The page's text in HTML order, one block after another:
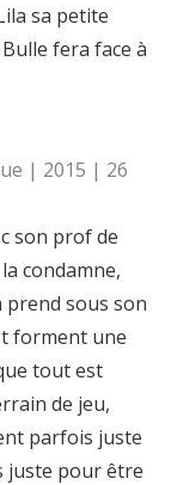
sa petite
fera face à
| 2015 | 26
son prof de
condamne,
prend sous son
forment une
tout est
de jeu,
parfois juste
juste pour être